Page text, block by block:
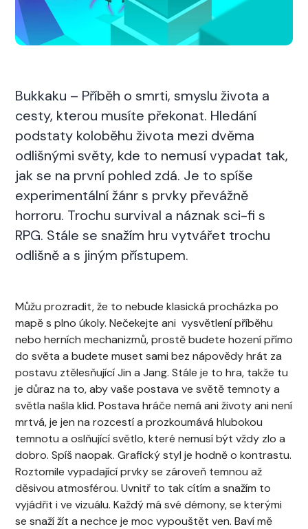
Bukkaku – Příběh o smrti, smyslu života a
cesty, kterou musíte překonat. Hledání
podstaty koloběhu života mezi dvěma
odlišnými světy, kde to nemusí vypadat tak,
jak se na první pohled zdá. Je to spíše
experimentální žánr s prvky převážně
horroru. Trochu survival a náznaksci-fi s
RPG. Stále se snažím hru vytvářet trochu
odlišně a s jiným přístupem.
Můžu prozradit, že to nebude klasická procházka po
mapě s plno úkoly. Nečekejte ani vysvětlení příběhu
nebo herních mechanizmů, prostě budete hození přímo
do světa a budete muset sami bez nápovědy hrát za
postavu ztělesňující Jin a Jang. Stále je to hra, takže tu
je důraz na to, aby vaše postava ve světě temnoty a
světla našla klid. Postava hráče nemá ani životy ani není
mrtvá, je jen na rozcestí a prozkoumává hlubokou
temnotu a oslňující světlo, které nemusí být vždy zlo a
dobro. Spíš naopak. Grafický styl je hodně o kontrastu.
Roztomile vypadající prvky se zároveň temnou až
děsivou atmosférou. Uvnitř to tak cítím a snažím to
vyjádřit i ve vizuálu. Každý má své démony, se kterými
se snaží žít a nechce je moc vypouštět ven. Baví mě